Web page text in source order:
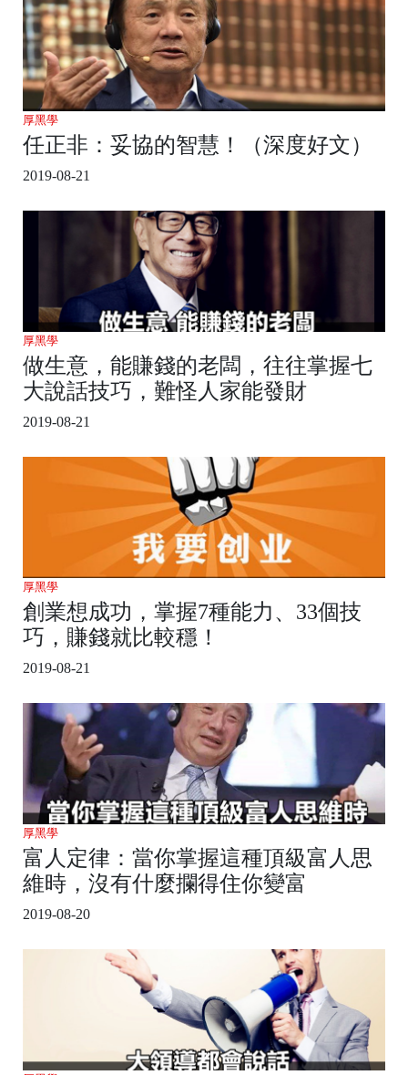
厚黑學
任正非：妥協的智慧！（深度好文）
2019-08-21
厚黑學
做生意，能賺錢的老闆，往往掌握七
大說話技巧，難怪人家能發財
2019-08-21
厚黑學
創業想成功，掌握7種能力、33個技
巧，賺錢就比較穩！
2019-08-21
厚黑學
富人定律：當你掌握這種頂級富人思
維時，沒有什麼攔得住你變富
2019-08-20